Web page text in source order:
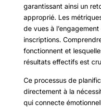
garantissant ainsi un
approprié. Les
de vues à
inscriptions.
fonctionnent et
résultats effectifs est
Ce processus de
directement à la
qui connecte